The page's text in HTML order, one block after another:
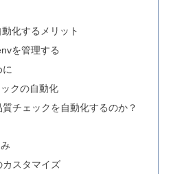
化するメリット
を管理する
クの自動化
チェックを自動化するのか？
カスタマイズ